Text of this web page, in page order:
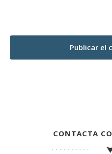
CONTACTA